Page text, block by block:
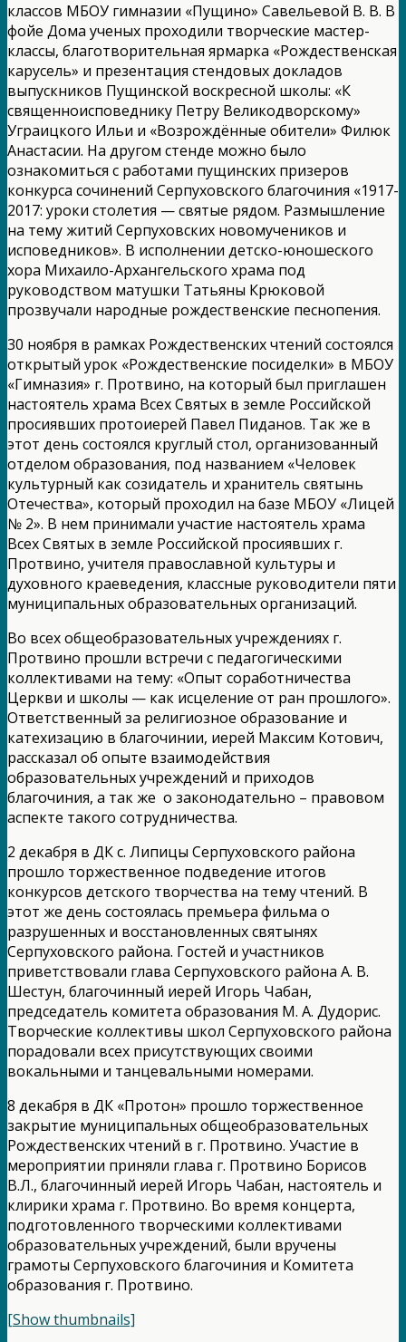
классов МБОУ гимназии «Пущино» Савельевой В. В. В
фойе Дома ученых проходили творческие мастер-
классы, благотворительная ярмарка «Рождественская
карусель» и презентация стендовых докладов
выпускников Пущинской воскресной школы: «К
священноисповеднику Петру Великодворскому»
Уграицкого Ильи и «Возрождённые обители» Филюк
Анастасии. На другом стенде можно было
ознакомиться с работами пущинских призеров
конкурса сочинений Серпуховского благочиния «1917-
2017: уроки столетия — святые рядом. Размышление
на тему житий Серпуховских новомучеников и
исповедников». В исполнении детско-юношеского
хора Михаило-Архангельского храма под
руководством матушки Татьяны Крюковой
прозвучали народные рождественские песнопения.
30 ноября в рамках Рождественских чтений состоялся
открытый урок «Рождественские посиделки» в МБОУ
«Гимназия» г. Протвино, на который был приглашен
настоятель храма Всех Святых в земле Российской
просиявших протоиерей Павел Пиданов. Так же в
этот день состоялся круглый стол, организованный
отделом образования, под названием «Человек
культурный как созидатель и хранитель святынь
Отечества», который проходил на базе МБОУ «Лицей
№ 2». В нем принимали участие настоятель храма
Всех Святых в земле Российской просиявших г.
Протвино, учителя православной культуры и
духовного краеведения, классные руководители пяти
муниципальных образовательных организаций.
Во всех общеобразовательных учреждениях г.
Протвино прошли встречи с педагогическими
коллективами на тему: «Опыт соработничества
Церкви и школы — как исцеление от ран прошлого».
Ответственный за религиозное образование и
катехизацию в благочинии, иерей Максим Котович,
рассказал об опыте взаимодействия
образовательных учреждений и приходов
благочиния, а так же о законодательно – правовом
аспекте такого сотрудничества.
2 декабря в ДК с. Липицы Серпуховского района
прошло торжественное подведение итогов
конкурсов детского творчества на тему чтений. В
этот же день состоялась премьера фильма о
разрушенных и восстановленных святынях
Серпуховского района. Гостей и участников
приветствовали глава Серпуховского района А. В.
Шестун, благочинный иерей Игорь Чабан,
председатель комитета образования М. А. Дудорис.
Творческие коллективы школ Серпуховского района
порадовали всех присутствующих своими
вокальными и танцевальными номерами.
8 декабря в ДК «Протон» прошло торжественное
закрытие муниципальных общеобразовательных
Рождественских чтений в г. Протвино. Участие в
мероприятии приняли глава г. Протвино Борисов
В.Л., благочинный иерей Игорь Чабан, настоятель и
клирики храма г. Протвино. Во время концерта,
подготовленного творческими коллективами
образовательных учреждений, были вручены
грамоты Серпуховского благочиния и Комитета
образования г. Протвино.
[Show thumbnails]